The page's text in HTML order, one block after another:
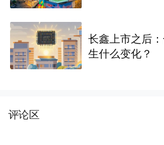
长鑫上市之后
生什么变化？
评论区